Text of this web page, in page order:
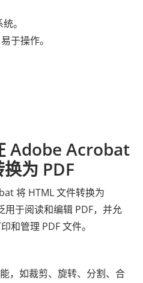
。
于操作。
Adob​​e Acrobat
为 PDF
将 HTML 文件转换为
于阅读和编辑 PDF，并允
和管理 PDF 文件。
，如裁剪、旋转、分割、合